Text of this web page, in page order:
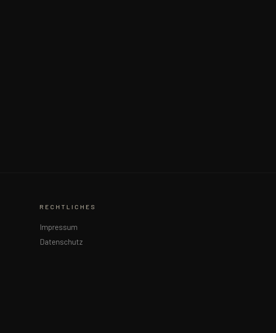
RECHTLICHES
Impressum
Datenschutz